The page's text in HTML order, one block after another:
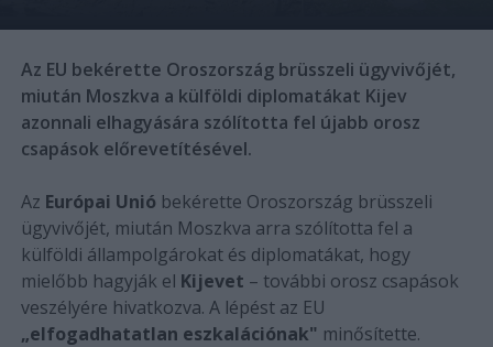
Az EU bekérette Oroszország brüsszeli ügyvivőjét,
miután Moszkva a külföldi diplomatákat Kijev
azonnali elhagyására szólította fel újabb orosz
csapások előrevetítésével.
Az Európai Unió bekérette Oroszország brüsszeli
ügyvivőjét, miután Moszkva arra szólította fel a
külföldi állampolgárokat és diplomatákat, hogy
mielőbb hagyják el Kijevet – további orosz csapások
veszélyére hivatkozva. A lépést az EU
„elfogadhatatlan eszkalációnak" minősítette.